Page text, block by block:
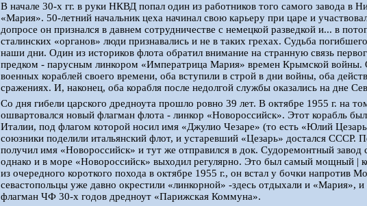
В начале 30-х гг. в руки НКВД попал один из работников того самого завода в
«Мария». 50-летний начальник цеха начинал свою карьеру при царе и
допросе он признался в давнем сотрудничестве с немецкой разведкой и... в
сталинских «органов» люди признавались и не в таких грехах. Судьба
наши дни. Один из историков флота обратил внимание на странную связь
предком - парусным линкором «Императрица Мария» времен Крымской войны.
военных кораблей своего времени, оба вступили в строй в дни войны, оба
сражениях. И, наконец, оба корабля после недолгой службы оказались на дне
Со дня гибели царского дредноута прошло ровно 39 лет. В октябре 1955 г. на
ошвартовался новый флагман флота - линкор «Новороссийск». Этот корабль
Италии, под флагом которой носил имя «Джулио Чезаре» (то есть «Юлий
союзники поделили итальянский флот, и устаревший «Цезарь» достался СССР.
получил имя «Новороссийск» и тут же отправился в док. Судоремонтный завод
однако и в море «Новороссийск» выходил регулярно. Это был самый мощный |
из очередного короткого похода в октябре 1955 г., он встал у бочки напротив
севастопольцы уже давно окрестили «линкорной» -здесь отдыхали и «Мария»,
флагман ЧФ 30-х годов дредноут «Парижская Коммуна».